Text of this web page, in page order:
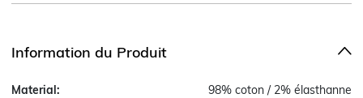
Information du Produit
Material:
98% coton / 2% élasthanne